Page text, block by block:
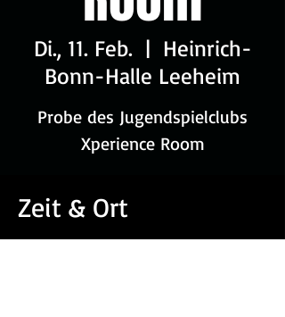
Di., 11. Feb.
  |
Heinrich-
Bonn-Halle Leeheim
Probe des Jugendspielclubs
Xperience Room
Zeit & Ort